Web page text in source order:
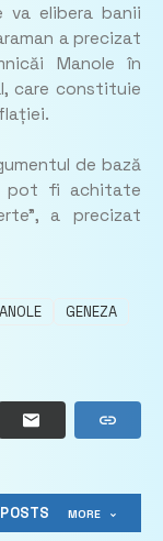
va elibera banii
a precizat
Manole în
care constituie
de bază
fi achitate
a precizat
GENEZA
MORE